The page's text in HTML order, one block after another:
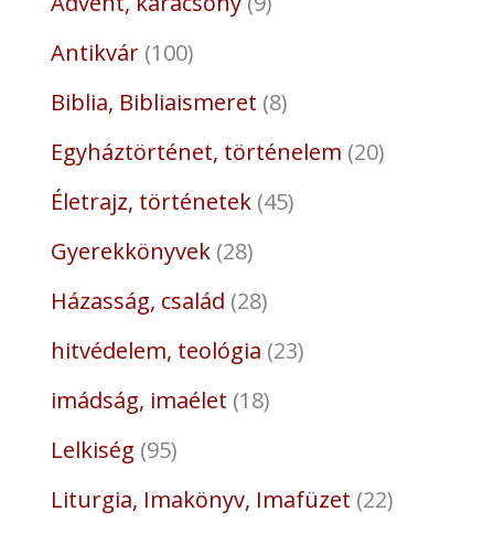
Antikvár 100
Biblia, Bibliaismeret 8
Egyháztörténet, történelem 20
Életrajz, történetek 45
Gyerekkönyvek 28
Házasság, család 28
hitvédelem, teológia 23
imádság, imaélet 18
Lelkiség 95
Liturgia, Imakönyv, Imafüzet 22